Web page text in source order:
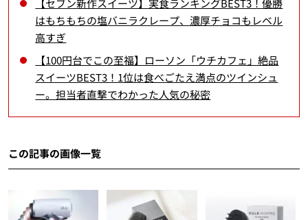
【セブン新作スイーツ】実食ランキングBEST3！優勝
はもちもちの塩バニラクレープ、濃厚チョコもレベル
高すぎ
【100円台でこの至福】ローソン「ウチカフェ」絶品
スイーツBEST3！1位は食べごたえ満点のツインシュ
ー。担当者直撃でわかった人気の秘密
この記事の画像一覧